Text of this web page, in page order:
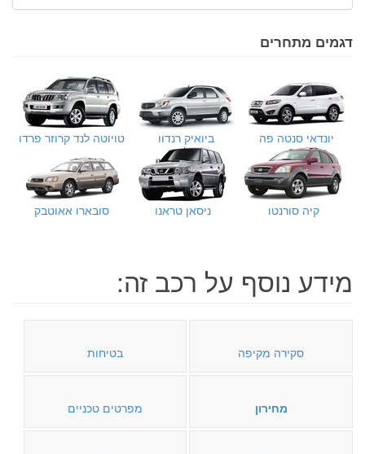
דגמים מתחרים
יונדאי סנטה פה ביואיק רנדוו טויוטה לנד קרוזר פרדו
קיה סורנטו ניסאן טראנו סובארו אאוטבק
מידע נוסף על רכב זה:
סקירה מקיפה בטיחות
מחירון מפרטים טכניים